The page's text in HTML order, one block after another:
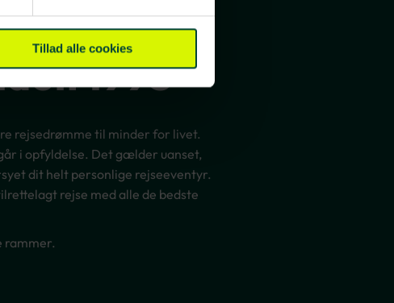
Tillad alle cookies
1993
rejsedrømme til minder for livet.
i opfyldelse. Det gælder uanset,
dit helt personlige rejseeventyr.
rejse med alle de bedste
rammer.